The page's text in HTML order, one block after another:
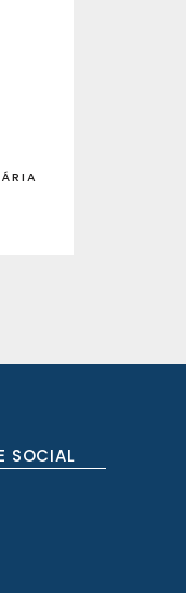
SOCIAL